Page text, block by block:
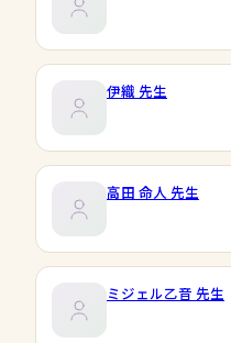
伊織 先生
高田 命人 先生
ミジェル乙音 先生